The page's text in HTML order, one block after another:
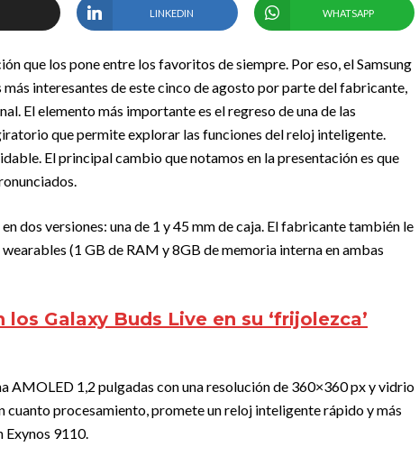
LINKEDIN WHATSAPP
que los pone entre los favoritos de siempre. Por eso, el Samsung
más interesantes de este cinco de agosto por parte del fabricante,
El elemento más importante es el regreso de una de las
que permite explorar las funciones del reloj inteligente.
El principal cambio que notamos en la presentación es que
dos versiones: una de 1 y 45 mm de caja. El fabricante también le
(1 GB de RAM y 8GB de memoria interna en ambas
los Galaxy Buds Live en su ‘frijolezca’
AMOLED 1,2 pulgadas con una resolución de 360×360 px y vidrio
procesamiento, promete un reloj inteligente rápido y más
Exynos 9110.